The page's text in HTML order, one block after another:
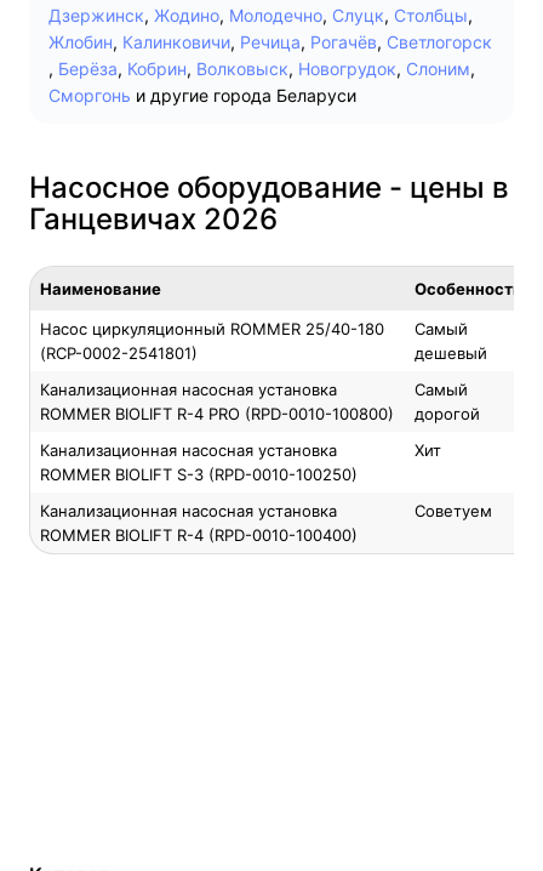
Дзержинск, Жодино, Молодечно, Слуцк, Столбцы,
Жлобин, Калинковичи, Речица, Рогачёв, Светлогорск
, Берёза, Кобрин, Волковыск, Новогрудок, Слоним,
Сморгонь и другие города Беларуси
Насосное оборудование - цены в
Ганцевичах 2026
Наименование Особенность
Насос циркуляционный ROMMER 25/40-180
(RCP-0002-2541801)
Самый
дешевый
Канализационная насосная установка
ROMMER BIOLIFT R-4 PRO (RPD-0010-100800)
Самый
дорогой
Канализационная насосная установка
ROMMER BIOLIFT S-3 (RPD-0010-100250)
Хит
Канализационная насосная установка
ROMMER BIOLIFT R-4 (RPD-0010-100400)
Советуем